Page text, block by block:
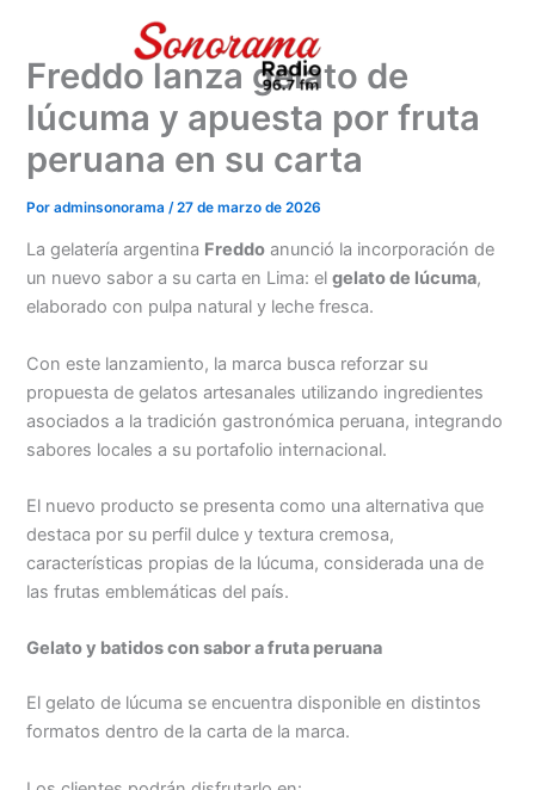
contenido
Freddo lanza gelato de
lúcuma y apuesta por fruta
peruana en su carta
Poradminsonorama/27 de marzo de 2026
La gelatería argentina Freddo anunció la incorporación de
un nuevo sabor a su carta en Lima: elgelato de lúcuma,
elaborado con pulpa natural y leche fresca.
Con este lanzamiento, la marca busca reforzar su
propuesta de gelatos artesanales utilizando ingredientes
asociados a la tradición gastronómica peruana, integrando
sabores locales a su portafolio internacional.
El nuevo producto se presenta como una alternativa que
destaca por su perfil dulce y textura cremosa,
características propias de la lúcuma, considerada una de
las frutas emblemáticas del país.
Gelato y batidos con sabor a fruta peruana
El gelato de lúcuma se encuentra disponible en distintos
formatos dentro de la carta de la marca.